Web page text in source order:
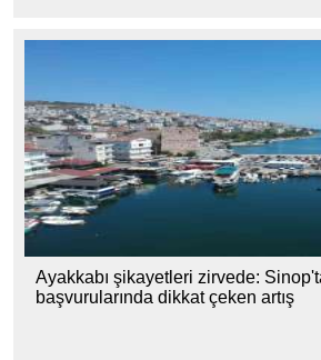
Ayakkabı şikayetleri zirvede:
başvurularında dikkat çeken artış